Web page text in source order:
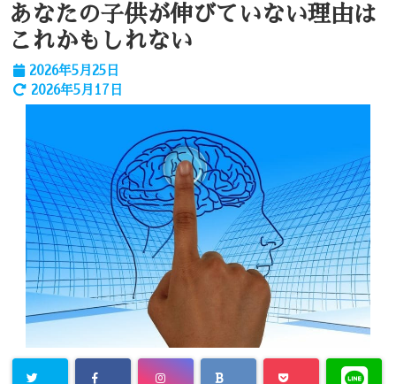
あなたの子供が伸びていない理由は
これかもしれない
2026年5月25日
2026年5月17日